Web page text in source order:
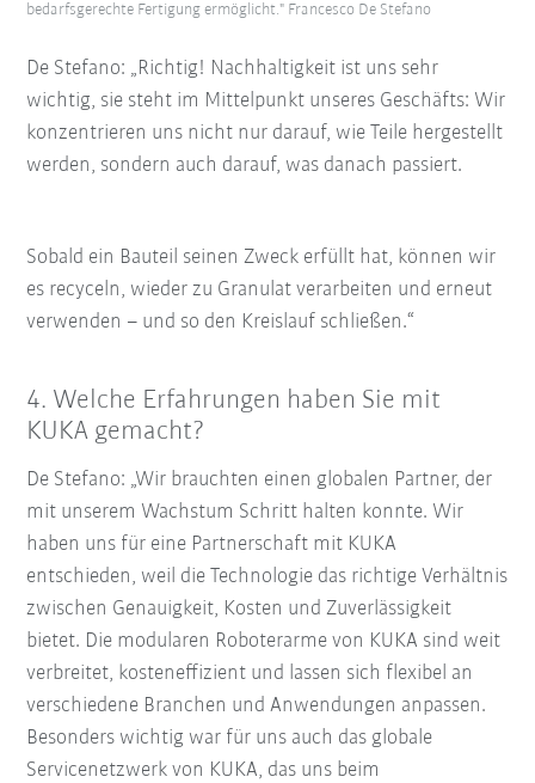
De Stefano: „Richtig! Nachhaltigkeit ist uns sehr
wichtig, sie steht im Mittelpunkt unseres Geschäfts: Wir
konzentrieren uns nicht nur darauf, wie Teile hergestellt
werden, sondern auch darauf, was danach passiert.
bedarfsgerechte Fertigung ermöglicht." Francesco De Stefano
Sobald ein Bauteil seinen Zweck erfüllt hat, können wir
es recyceln, wieder zu Granulat verarbeiten und erneut
verwenden – und so den Kreislauf schließen.“
4. Welche Erfahrungen haben Sie mit
KUKA gemacht?
De Stefano: „Wir brauchten einen globalen Partner, der
mit unserem Wachstum Schritt halten konnte. Wir
haben uns für eine Partnerschaft mit KUKA
entschieden, weil die Technologie das richtige Verhältnis
zwischen Genauigkeit, Kosten und Zuverlässigkeit
bietet. Die modularen Roboterarme von KUKA sind weit
verbreitet, kosteneffizient und lassen sich flexibel an
verschiedene Branchen und Anwendungen anpassen.
Besonders wichtig war für uns auch das globale
Servicenetzwerk von KUKA, das uns beim